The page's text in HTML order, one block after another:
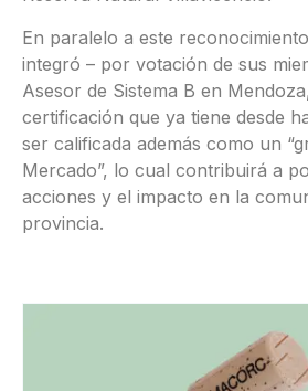
En paralelo a este
integró – por votación de sus
Asesor de Sistema B en
certificación que ya tiene desde
ser calificada además como un
Mercado”, lo cual contribuirá a
acciones y el impacto en la
provincia.